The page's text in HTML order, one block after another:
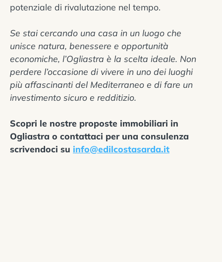
potenziale di rivalutazione nel tempo.
Se stai cercando una casa in un luogo che
unisce natura, benessere e opportunità
economiche, l’Ogliastra è la scelta ideale. Non
perdere l’occasione di vivere in uno dei luoghi
più affascinanti del Mediterraneo e di fare un
investimento sicuro e redditizio.
Scopri le nostre proposte immobiliari in
Ogliastra o contattaci per una consulenza
scrivendoci su info@edilcostasarda.it